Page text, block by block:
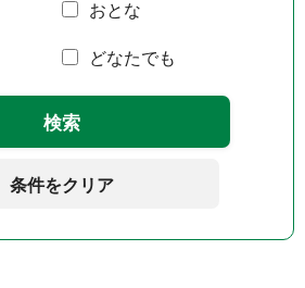
おとな
どなたでも
条件をクリア